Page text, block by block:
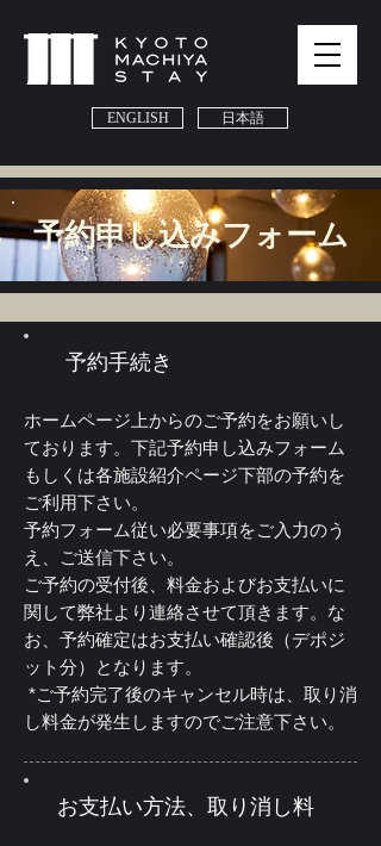
ENGLISH 日本語
​予約申し込みフォーム
​予約手続き
ホームページ上からのご予約をお願いし
ております。下記予約申し込みフォーム
もしくは各施設紹介ページ下部の予約を
ご利用下さい。
予約フォーム従い必要事項をご入力のう
え、ご送信下さい。
ご予約の受付後、料金およびお支払いに
関して弊社より連絡させて頂きます。な
お、予約確定はお支払い確認後（デポジ
ット分）となります。
*ご予約完了後のキャンセル時は、取り消
し料金が発生しますのでご注意下さい。
お支払い方法、取り消し料